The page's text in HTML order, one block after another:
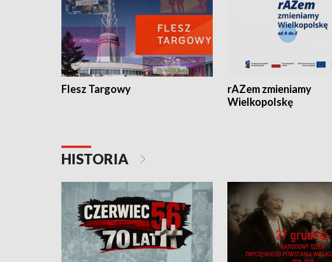
Flesz Targowy
rAZem zmieniamy
Wielkopolskę
HISTORIA